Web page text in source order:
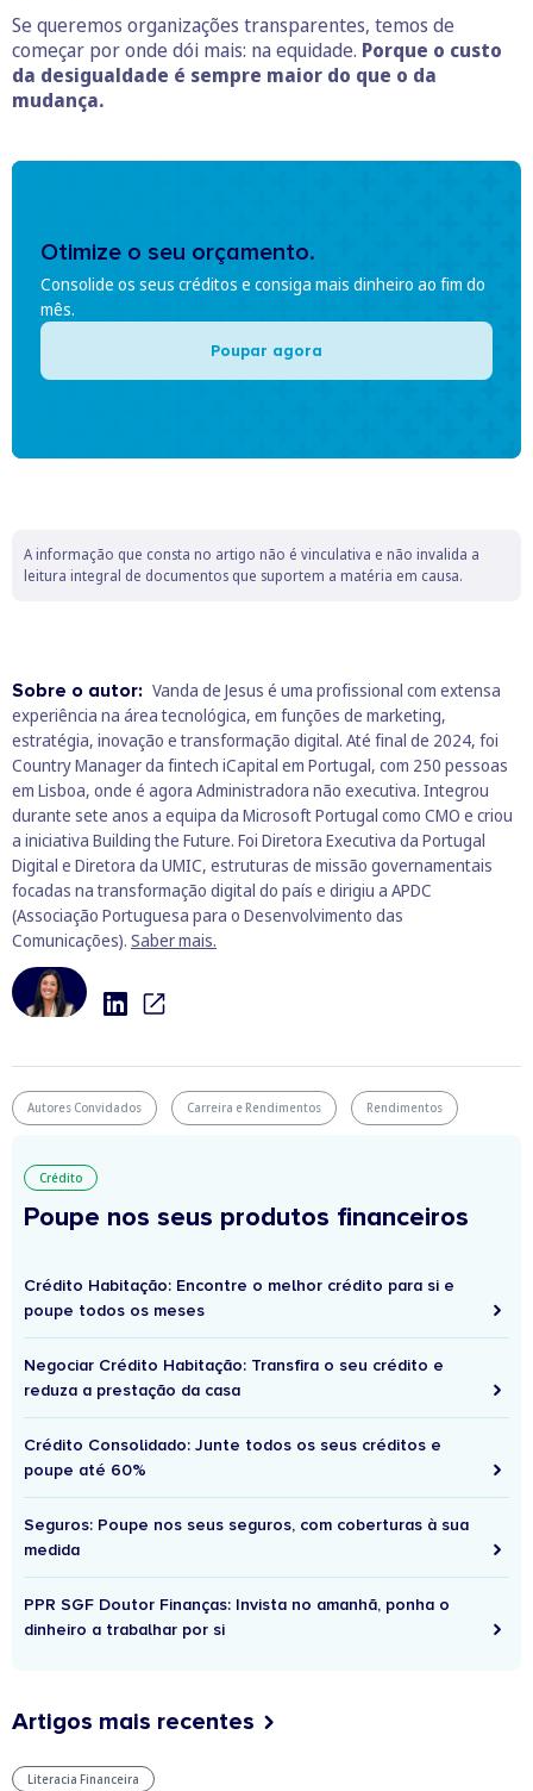
Se queremos organizações transparentes, temos de
começar por onde dói mais: na equidade. Porque o custo
da desigualdade é sempre maior do que o da
mudança.
Otimize o seu orçamento.
Consolide os seus créditos e consiga mais dinheiro ao fim do
mês.
Poupar agora
A informação que consta no artigo não é vinculativa e não invalida a
leitura integral de documentos que suportem a matéria em causa.
Sobre o autor: Vanda de Jesus é uma profissional com extensa
experiência na área tecnológica, em funções de marketing,
estratégia, inovação e transformação digital. Até final de 2024, foi
Country Manager da fintech iCapital em Portugal, com 250 pessoas
em Lisboa, onde é agora Administradora não executiva. Integrou
durante sete anos a equipa da Microsoft Portugal como CMO e criou
a iniciativa Building the Future. Foi Diretora Executiva da Portugal
Digital e Diretora da UMIC, estruturas de missão governamentais
focadas na transformação digital do país e dirigiu a APDC
(Associação Portuguesa para o Desenvolvimento das
Comunicações). Saber mais.
Autores Convidados Carreira e Rendimentos Rendimentos
Crédito
Poupe nos seus produtos financeiros
Crédito Habitação: Encontre o melhor crédito para si e
poupe todos os meses
Negociar Crédito Habitação: Transfira o seu crédito e
reduza a prestação da casa
Crédito Consolidado: Junte todos os seus créditos e
poupe até 60%
Seguros: Poupe nos seus seguros, com coberturas à sua
medida
PPR SGF Doutor Finanças: Invista no amanhã, ponha o
dinheiro a trabalhar por si
Artigos mais recentes
Literacia Financeira